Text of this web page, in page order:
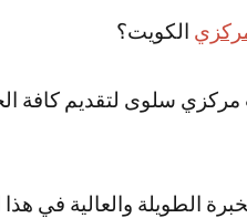
الكويت؟
سلوى لتقديم كافة
ستلايت خدمة 24 ساعة بالخبرة